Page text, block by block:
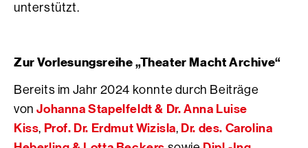
unterstützt.
Zur Vorlesungsreihe „Theater Macht Archive“
Bereits im Jahr 2024 konnte durch Beiträge
vonJohanna Stapelfeldt & Dr. Anna Luise
Kiss, Prof. Dr. Erdmut Wizisla, Dr. des. Carolina